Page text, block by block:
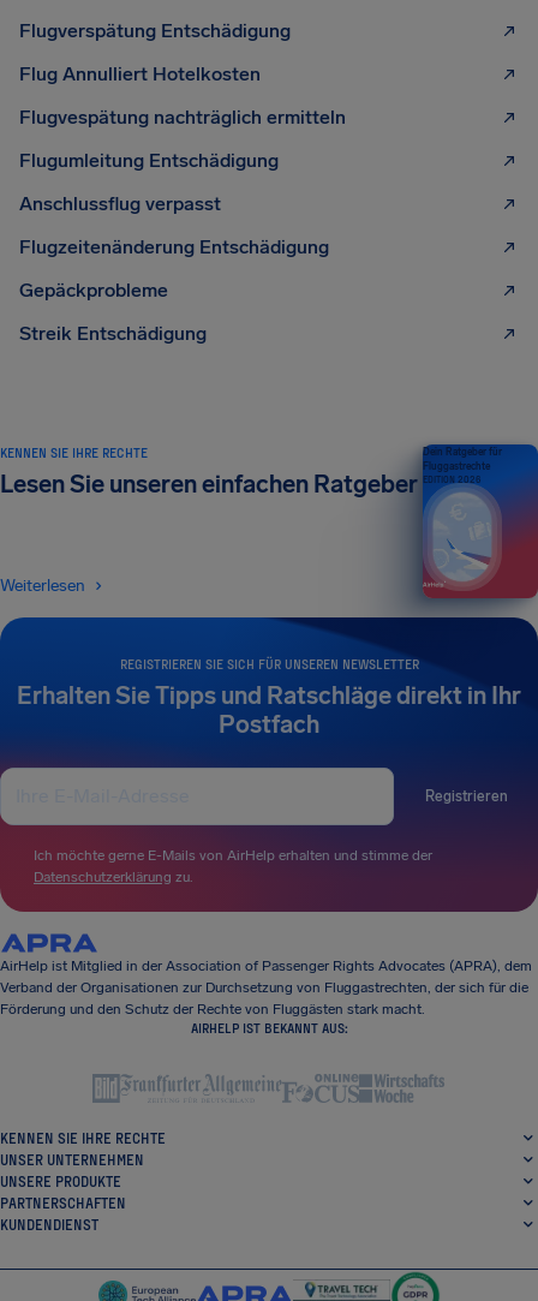
Flugverspätung Entschädigung
Flug Annulliert Hotelkosten
Flugvespätung nachträglich ermitteln
Flugumleitung Entschädigung
Anschlussflug verpasst
Flugzeitenänderung Entschädigung
Gepäckprobleme
Streik Entschädigung
REGISTRIEREN SIE SICH FÜR UNSEREN NEWSLETTER
Erhalten Sie Tipps und Ratschläge direkt in Ihr
Postfach
Registrieren
Ich möchte gerne E-Mails von AirHelp erhalten und stimme der
Datenschutzerklärung zu.
KENNEN SIE IHRE RECHTE
Lesen Sie unseren einfachen Ratgeber
Weiterlesen
Dein Ratgeber für
Fluggastrechte
EDITION 2026
AirHelp ist Mitglied in der Association of Passenger Rights Advocates (APRA), dem
Verband der Organisationen zur Durchsetzung von Fluggastrechten, der sich für die
Förderung und den Schutz der Rechte von Fluggästen stark macht.
AIRHELP IST BEKANNT AUS:
KENNEN SIE IHRE RECHTE
UNSER UNTERNEHMEN
UNSERE PRODUKTE
PARTNERSCHAFTEN
KUNDENDIENST